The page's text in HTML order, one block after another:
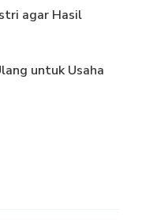
agar Hasil
untuk Usaha